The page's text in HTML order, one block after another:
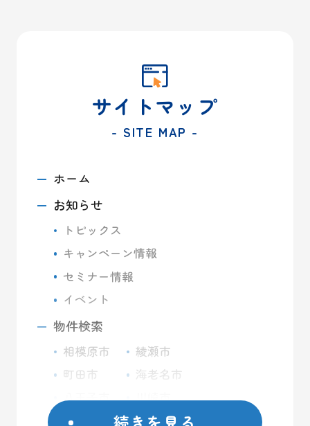
サイトマップ
- SITE MAP -
ホーム
お知らせ
トピックス
キャンペーン情報
セミナー情報
イベント
物件検索
相模原市
町田市
八王子市
座間市
綾瀬市
海老名市
川崎市
藤沢市